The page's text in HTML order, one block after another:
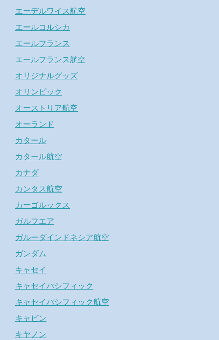
エーデルワイス航空
エールコルシカ
エールフランス
エールフランス航空
オリジナルグッズ
オリンピック
オーストリア航空
オーランド
カタール
カタール航空
カナダ
カンタス航空
カーゴルックス
ガルフエア
ガルーダインドネシア航空
ガンダム
キャセイ
キャセイパシフィック
キャセイパシフィック航空
キャビン
キヤノン